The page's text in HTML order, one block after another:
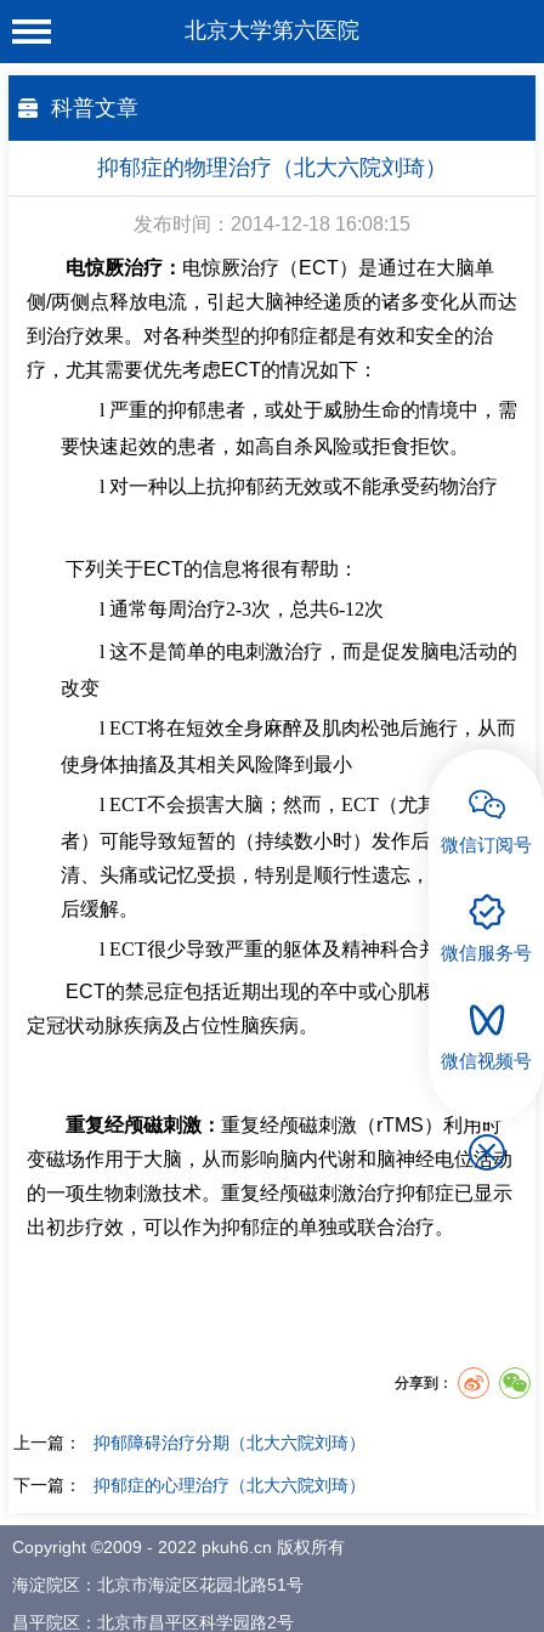
北京大学第六医院
医院概况
科室介绍
专家介绍
就诊服务
科学研究
教育培训
健康科普
招聘专栏
科普文章
抑郁症的物理治疗（北大六院刘琦）
发布时间：2014-12-18 16:08:15
电惊厥治疗： 电惊厥治疗（ ECT）是通过在大脑单
侧/两侧点释放电流，引起大脑神经递质的诸多变化从而达
到治疗效果。对各种类型的抑郁症都是有效和安全的治
疗 ，尤其需要优先考虑ECT的情况如下：
l 严重的抑郁患者，或处于威胁生命的情境中，需
要快速起效的患者，如高自杀风险或拒食拒饮。
l 对一种以上抗抑郁药无效或不能承受药物治疗
下列关于ECT的信息将很有帮助：
l 通常每周治疗2-3次，总共6-12次
l 这不是简单的电刺激治疗，而是促发脑电活动的
改变
l ECT将在短效全身麻醉及肌肉松弛后施行，从而
使身体抽搐及其相关风险降到最小
l ECT不会损害大脑；然而， ECT（尤其是老年患
者）可能导致短暂的（持续数小时）发作后意识不
清、头痛或记忆受损，特别是顺行性遗忘，可在
后缓解。
l ECT很少导致严重的躯体及精神科合并症
ECT的禁忌症包括近期出现的卒中或心肌梗死，不稳
定冠状动脉疾病及占位性脑疾病。
重复经颅磁刺激： 重复经颅磁刺激（rTMS）利用时
变磁场作用于大脑，从而影响脑内代谢和脑神经电位活动
的一项生物刺激技术。重复经颅磁刺激治疗抑郁症已显示
出初步疗效，可以作为抑郁症的单独或联合治疗。
分享到：
上一篇： 抑郁障碍治疗分期（北大六院刘琦）
下一篇： 抑郁症的心理治疗（北大六院刘琦）
Copyright ©2009 - 2022 pkuh6.cn 版权所有
海淀院区：北京市海淀区花园北路51号
昌平院区：北京市昌平区科学园路2号
微信订阅号
微信服务号
微信视频号